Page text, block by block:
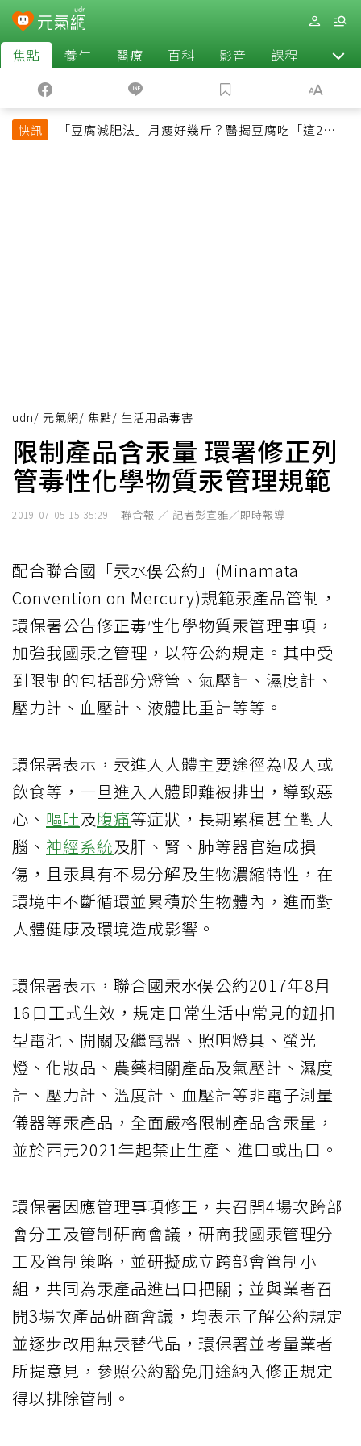
焦點 養生 醫療 百科 影音 課程 退休
快訊
「豆腐減肥法」月瘦好幾斤？醫揭豆腐吃「這2種最
udn/ 元氣網/ 焦點/ 生活用品毒害
限制產品含汞量 環署修正列
管毒性化學物質汞管理規範
2019-07-05 15:35:29 聯合報 ／ 記者彭宣雅╱即時報導
配合聯合國「汞水俣公約」(Minamata
Convention on Mercury)規範汞產品管制，
環保署公告修正毒性化學物質汞管理事項，
加強我國汞之管理，以符公約規定。其中受
到限制的包括部分燈管、氣壓計、濕度計、
壓力計、血壓計、液體比重計等等。
環保署表示，汞進入人體主要途徑為吸入或
飲食等，一旦進入人體即難被排出，導致惡
心、 嘔吐及腹痛等症狀，長期累積甚至對大
腦、 神經系統及肝、腎、肺等器官造成損
傷，且汞具有不易分解及生物濃縮特性，在
環境中不斷循環並累積於生物體內，進而對
人體健康及環境造成影響。
環保署表示，聯合國汞水俣公約2017年8月
16日正式生效，規定日常生活中常見的鈕扣
型電池、開關及繼電器、照明燈具、螢光
燈、化妝品、農藥相關產品及氣壓計、濕度
計、壓力計、溫度計、血壓計等非電子測量
儀器等汞產品，全面嚴格限制產品含汞量，
並於西元2021年起禁止生產、進口或出口。
環保署因應管理事項修正，共召開4場次跨部
會分工及管制研商會議，研商我國汞管理分
工及管制策略，並研擬成立跨部會管制小
組，共同為汞產品進出口把關；並與業者召
開3場次產品研商會議，均表示了解公約規定
並逐步改用無汞替代品，環保署並考量業者
所提意見，參照公約豁免用途納入修正規定
得以排除管制。